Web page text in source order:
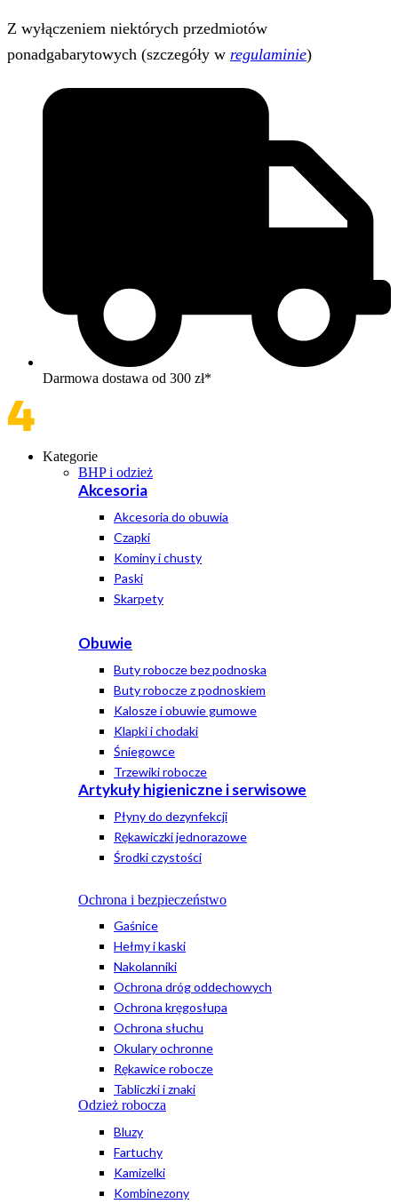
Z wyłączeniem niektórych przedmiotów
ponadgabarytowych (szczegóły w regulaminie)
Darmowa dostawa od 300 zł*
Kategorie
BHP i odzież
Akcesoria
Akcesoria do obuwia
Czapki
Kominy i chusty
Paski
Skarpety
Obuwie
Buty robocze bez podnoska
Buty robocze z podnoskiem
Kalosze i obuwie gumowe
Klapki i chodaki
Śniegowce
Trzewiki robocze
Artykuły higieniczne i serwisowe
Płyny do dezynfekcji
Rękawiczki jednorazowe
Środki czystości
Ochrona i bezpieczeństwo
Gaśnice
Hełmy i kaski
Nakolanniki
Ochrona dróg oddechowych
Ochrona kręgosłupa
Ochrona słuchu
Okulary ochronne
Rękawice robocze
Tabliczki i znaki
Odzież robocza
Bluzy
Fartuchy
Kamizelki
Kombinezony